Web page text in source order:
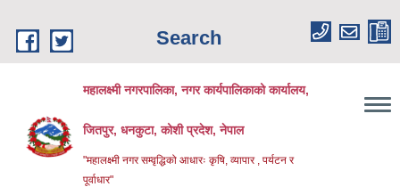
Search
महालक्ष्मी नगरपालिका, नगर कार्यपालिकाको कार्यालय,
जितपुर, धनकुटा, कोशी प्रदेश, नेपाल
"महालक्ष्मी नगर सम्वृद्धिको आधारः कृषि, व्यापार , पर्यटन र
पूर्वाधार"